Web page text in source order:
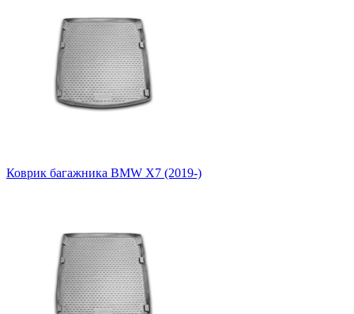
Коврик багажника BMW X7 (2019-)